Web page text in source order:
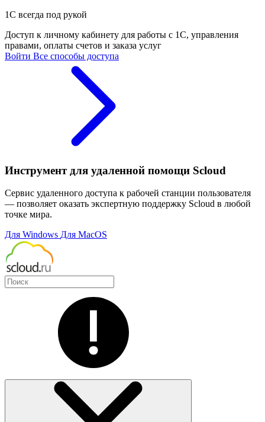
1С всегда под рукой
Доступ к личному кабинету для работы с 1С, управления
правами, оплаты счетов и заказа услуг
Войти Все способы доступа
Инструмент для удаленной помощи Scloud
Сервис удаленного доступа к рабочей станции пользователя
— позволяет оказать экспертную поддержку Scloud в любой
точке мира.
Для Windows Для MacOS